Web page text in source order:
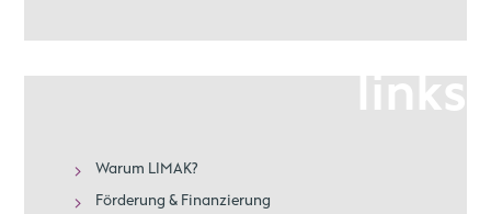
links
Warum LIMAK?
Förderung & Finanzierung